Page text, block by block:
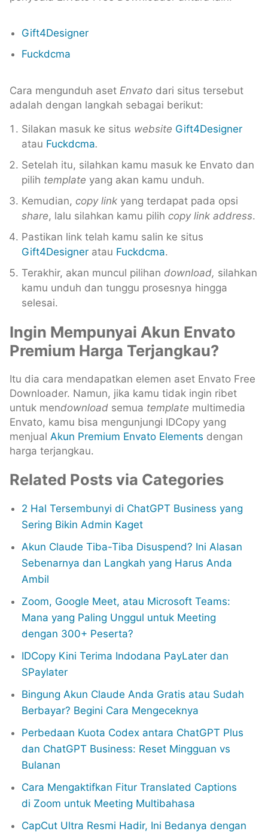
Gift4Designer
Fuckdcma
Cara mengunduh aset Envato dari situs tersebut
adalah dengan langkah sebagai berikut:
Silakan masuk ke situs website Gift4Designer
atau Fuckdcma.
Setelah itu, silahkan kamu masuk ke Envato dan
pilih template yang akan kamu unduh.
Kemudian, copy link yang terdapat pada opsi
share, lalu silahkan kamu pilih copy link address.
Pastikan link telah kamu salin ke situs
Gift4Designer atau Fuckdcma.
Terakhir, akan muncul pilihan download, silahkan
kamu unduh dan tunggu prosesnya hingga
selesai.
Ingin Mempunyai Akun Envato
Premium Harga Terjangkau?
Itu dia cara mendapatkan elemen aset Envato Free
Downloader. Namun, jika kamu tidak ingin ribet
untuk mendownload semua template multimedia
Envato, kamu bisa mengunjungi IDCopy yang
menjual Akun Premium Envato Elements dengan
harga terjangkau.
Related Posts via Categories
2 Hal Tersembunyi di ChatGPT Business yang
Sering Bikin Admin Kaget
Akun Claude Tiba-Tiba Disuspend? Ini Alasan
Sebenarnya dan Langkah yang Harus Anda
Ambil
Zoom, Google Meet, atau Microsoft Teams:
Mana yang Paling Unggul untuk Meeting
dengan 300+ Peserta?
IDCopy Kini Terima Indodana PayLater dan
SPaylater
Bingung Akun Claude Anda Gratis atau Sudah
Berbayar? Begini Cara Mengeceknya
Perbedaan Kuota Codex antara ChatGPT Plus
dan ChatGPT Business: Reset Mingguan vs
Bulanan
Cara Mengaktifkan Fitur Translated Captions
di Zoom untuk Meeting Multibahasa
CapCut Ultra Resmi Hadir, Ini Bedanya dengan